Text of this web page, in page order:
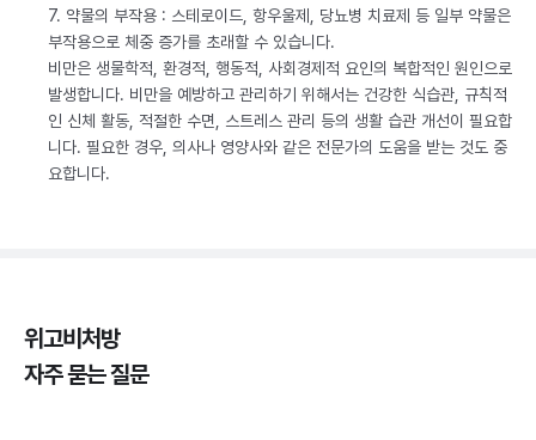
7. 약물의 부작용 : 스테로이드, 항우울제, 당뇨병 치료제 등 일부 약물은
부작용으로 체중 증가를 초래할 수 있습니다.
비만은 생물학적, 환경적, 행동적, 사회경제적 요인의 복합적인 원인으로
발생합니다. 비만을 예방하고 관리하기 위해서는 건강한 식습관, 규칙적
인 신체 활동, 적절한 수면, 스트레스 관리 등의 생활 습관 개선이 필요합
니다. 필요한 경우, 의사나 영양사와 같은 전문가의 도움을 받는 것도 중
요합니다.
위고비처방
자주 묻는 질문